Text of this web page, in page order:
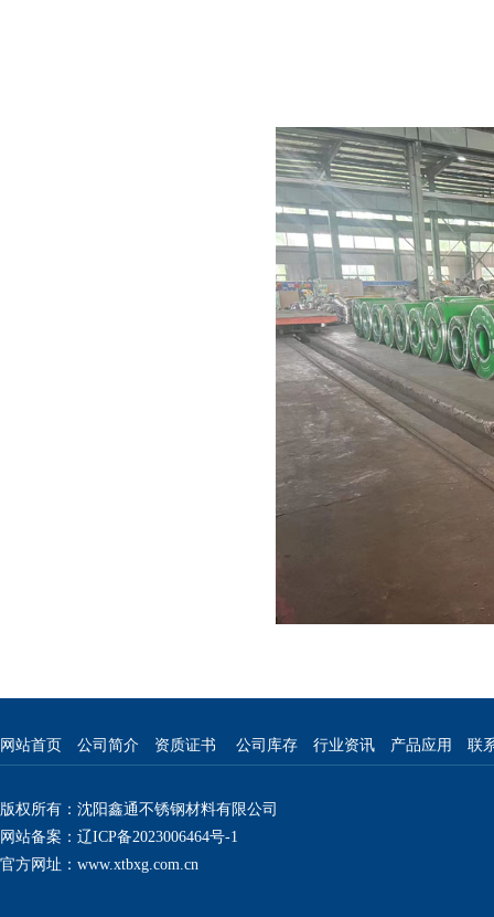
网站首页 公司简介 资质证书 公司库存 行业资讯 产品应用 联
版权所有：沈阳鑫通不锈钢材料有限公司
网站备案：辽ICP备2023006464号-1
官方网址： www.xtbxg.com.cn